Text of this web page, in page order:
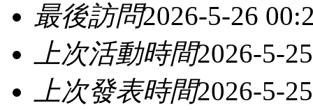
最後訪問2026-5-26
上次活動時間2026-5-
上次發表時間2026-5-